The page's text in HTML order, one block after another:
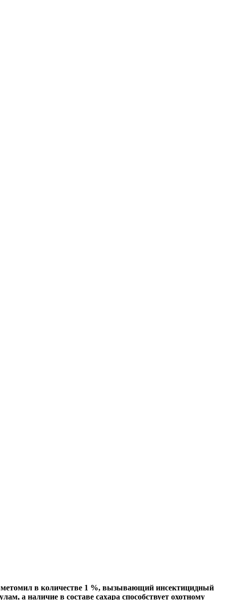
метомил в количестве 1 %, вызывающий инсектицидный
а наличие в составе сахара способствует охотному